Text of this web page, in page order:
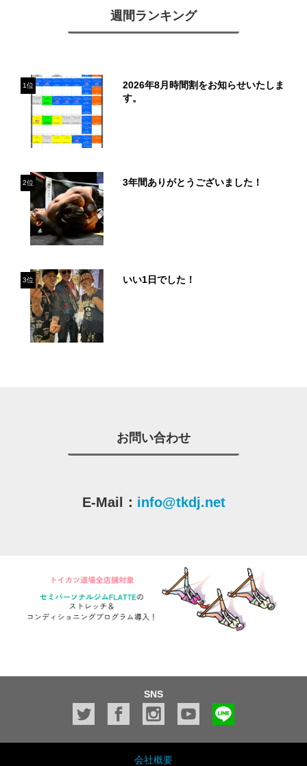
週間ランキング
1位
2026年8月時間割をお知らせいたしま
す。
2位 3年間ありがとうございました！
3位 いい1日でした！
お問い合わせ
E-Mail： info@tkdj.net
SNS
会社概要